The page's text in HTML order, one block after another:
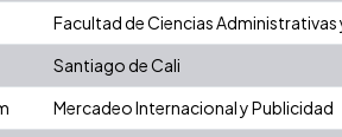
Facultad de Ciencias
Santiago de Cali
Mercadeo Internacional y Publicidad